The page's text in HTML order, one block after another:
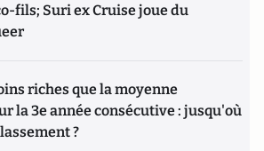
fils; Suri ex Cruise joue du
riches que la moyenne
la 3e année consécutive : jusqu'où
?